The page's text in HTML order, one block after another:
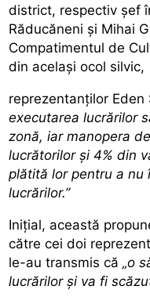
district, respectiv şef
Răducăneni şi Mihai
Compatimentul de
din acelaşi ocol silvic,
reprezentanților
executarea lucrărilor
zonă, iar manopera
lucrătorilor şi 4% din
plătită lor pentru a nu
lucrărilor.”
Inițial, această
către cei doi
le-au transmis că„o
lucrărilor şi va fi